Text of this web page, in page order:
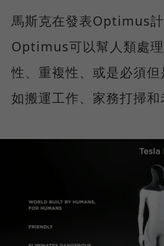
馬斯克在發表Optimus
Optimus可以幫人類處
性、重複性、或是必須但
如搬運工作、家務打掃和